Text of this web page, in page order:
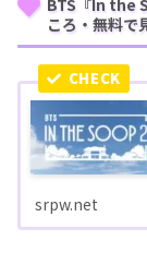
ころ・無料で
srpw.net